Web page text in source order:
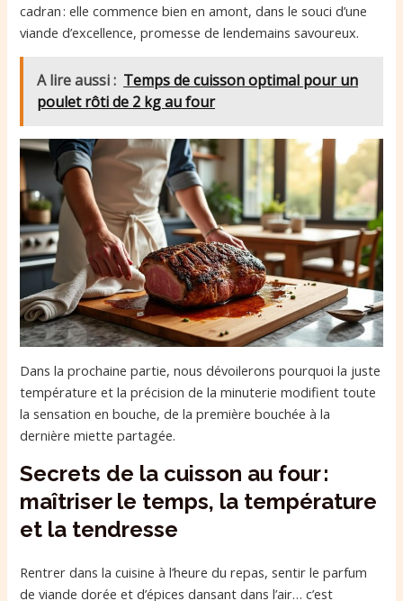
cadran : elle commence bien en amont, dans le souci d’une
viande d’excellence, promesse de lendemains savoureux.
A lire aussi : Temps de cuisson optimal pour un
poulet rôti de 2 kg au four
Dans la prochaine partie, nous dévoilerons pourquoi la juste
température et la précision de la minuterie modifient toute
la sensation en bouche, de la première bouchée à la
dernière miette partagée.
Secrets de la cuisson au four :
maîtriser le temps, la température
et la tendresse
Rentrer dans la cuisine à l’heure du repas, sentir le parfum
de viande dorée et d’épices dansant dans l’air… c’est